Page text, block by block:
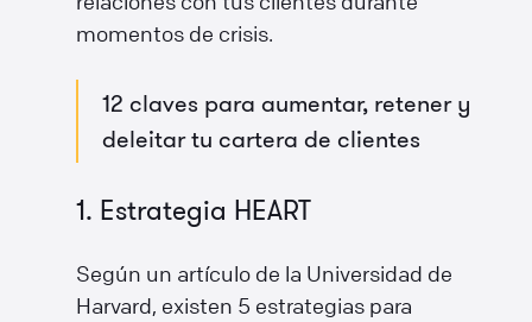
momentos de crisis.
12 claves para aumentar, retener y
deleitar tu cartera de clientes
1. Estrategia HEART
Según un artículo de la Universidad de
Harvard, existen 5 estrategias para